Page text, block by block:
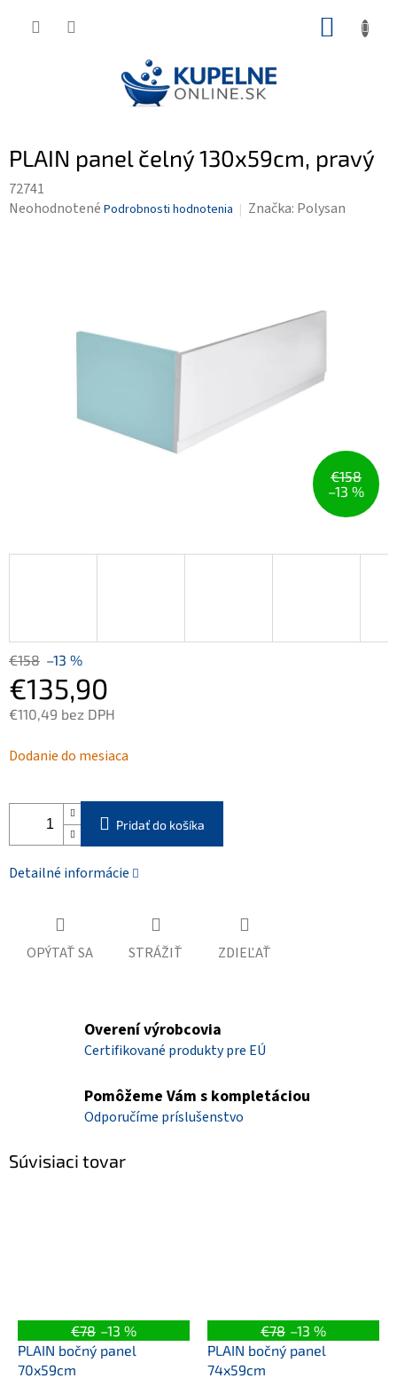
PLAIN panel čelný 130x59cm, pravý
72741
Priemerné
Neohodnotené Podrobnosti hodnotenia Značka: Polysan
€158
–13 %
€158 –13 %
€135,90
€110,49 bez DPH
cena:
Dodanie do mesiaca
Pridať do košíka
Detailné informácie
OPÝTAŤ SA STRÁŽIŤ ZDIEĽAŤ
Overení výrobcovia
Certifikované produkty pre EÚ
Pomôžeme Vám s kompletáciou
Odporučíme príslušenstvo
Súvisiaci tovar
€78 –13 %
PLAIN bočný panel
70x59cm
€78 –13 %
PLAIN bočný panel
74x59cm